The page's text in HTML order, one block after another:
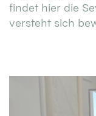
findet hier die
versteht sich